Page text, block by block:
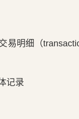
易明细（
记录